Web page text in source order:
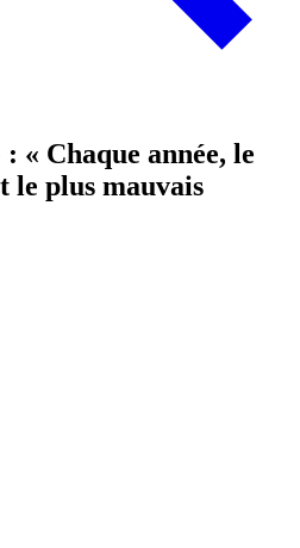
« Chaque année, le
le plus mauvais